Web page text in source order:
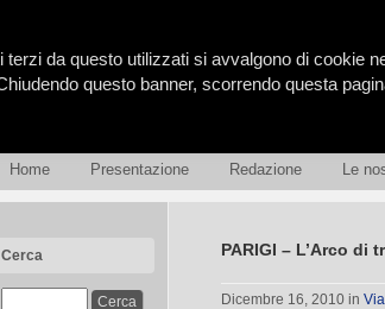
Home Presentazione Redazione Le
Cerca PARIGI – L’Arco di
Dicembre 16, 2010 in
da questo utilizzati si avvalgono di cookie
questo banner, scorrendo questa